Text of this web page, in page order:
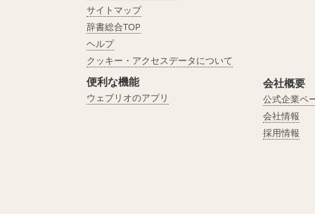
サイトマップ
辞書総合TOP
ヘルプ
クッキー・アクセスデータについて
便利な機能
ウェブリオのアプリ
会社概要
公式企業ペ
会社情報
採用情報